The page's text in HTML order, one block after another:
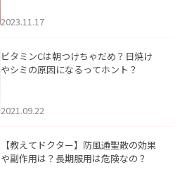
2023.11.17
ビタミンCは朝つけちゃだめ？日焼け
やシミの原因になるってホント？
2021.09.22
【教えてドクター】防風通聖散の効果
や副作用は？長期服用は危険なの？